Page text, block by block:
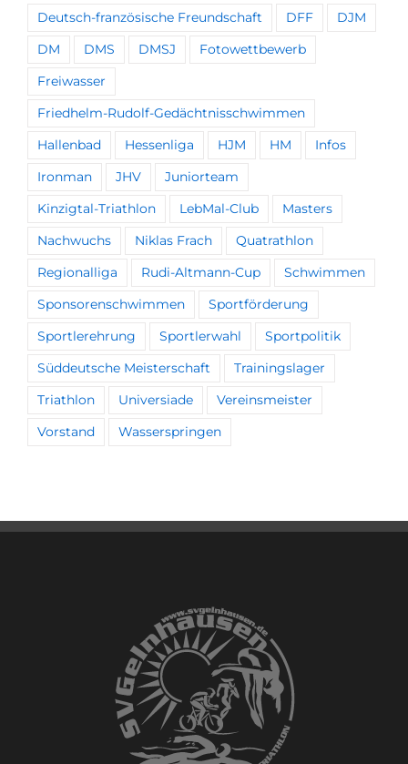
Deutsch-französische Freundschaft DFF DJM
DM DMS DMSJ Fotowettbewerb
Freiwasser
Friedhelm-Rudolf-Gedächtnisschwimmen
Hallenbad Hessenliga HJM HM Infos
Ironman JHV Juniorteam
Kinzigtal-Triathlon LebMal-Club Masters
Nachwuchs Niklas Frach Quatrathlon
Regionalliga Rudi-Altmann-Cup Schwimmen
Sponsorenschwimmen Sportförderung
Sportlerehrung Sportlerwahl Sportpolitik
Süddeutsche Meisterschaft Trainingslager
Triathlon Universiade Vereinsmeister
Vorstand Wasserspringen